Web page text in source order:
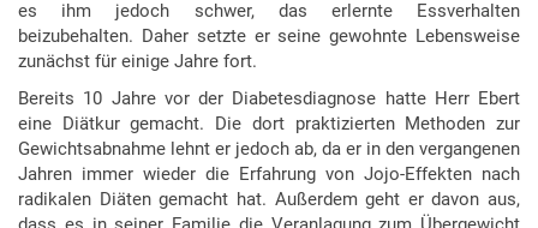
es ihm jedoch schwer, das erlernte Essverhalten
beizubehalten. Daher setzte er seine gewohnte Lebensweise
zunächst für einige Jahre fort.
Bereits 10 Jahre vor der Diabetesdiagnose hatte Herr Ebert
eine Diätkur gemacht. Die dort praktizierten Methoden zur
Gewichtsabnahme lehnt er jedoch ab, da er in den vergangenen
Jahren immer wieder die Erfahrung von Jojo-Effekten nach
radikalen Diäten gemacht hat. Außerdem geht er davon aus,